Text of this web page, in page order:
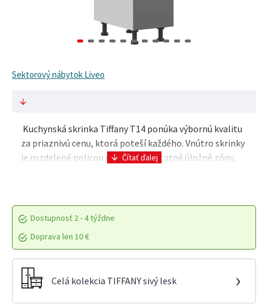
Sektorový nábytok Liveo
Kuchynská skrinka Tiffany T14 ponúka výbornú kvalitu
za priaznivú cenu, ktorá poteší každého. Vnútro skrinky
je rozdelené policou na dve samostatné úložné zóny,
Dostupnosť 2 - 4 týždne
Doprava len 10 €
Celá kolekcia TIFFANY sivý lesk ›